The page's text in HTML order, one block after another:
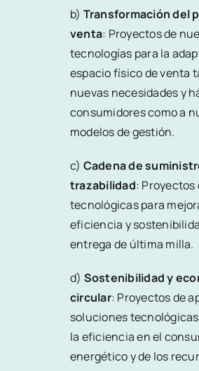
b) Transformación del
venta: Proyectos de
tecnologías para la
espacio físico de venta
nuevas necesidades y
consumidores como a
modelos de gestión.
c) Cadena de
trazabilidad:
tecnológicas para
eficiencia y
entrega de última milla.
d) Sostenibilidad y
circular: Proyectos de
soluciones
la eficiencia en el
energético y de los